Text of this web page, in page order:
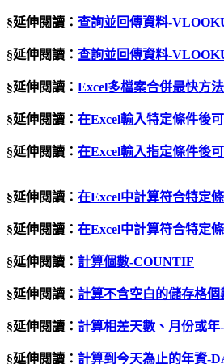
§延伸閱讀： 查詢並回傳資料-
§延伸閱讀： 查詢並回傳資料-
§延伸閱讀： Excel多檔案合併最快方
§延伸閱讀： 在Excel輸入特定條件後
§延伸閱讀： 在Excel輸入指定條件後
§延伸閱讀： 在Excel中計算符合特定
§延伸閱讀： 在Excel中計算符合特定
§延伸閱讀： 計算個數-COUNTIF
§延伸閱讀： 計算不含空白的儲存格
§延伸閱讀： 計算相差天數、月份或
§延伸閱讀： 計算到今天為止的年資-